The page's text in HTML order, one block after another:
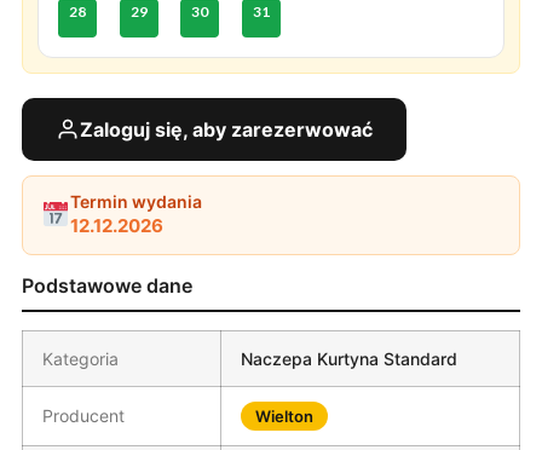
28 29 30 31
Zaloguj się, aby zarezerwować
Termin wydania
12.12.2026
Podstawowe dane
Kategoria Naczepa Kurtyna Standard
Producent Wielton